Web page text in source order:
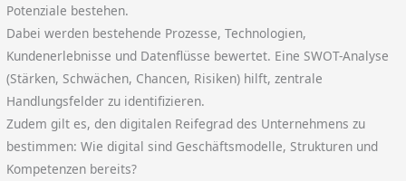
Potenziale bestehen.
Dabei werden bestehende Prozesse, Technologien,
Kundenerlebnisse und Datenflüsse bewertet. Eine SWOT-Analyse
(Stärken, Schwächen, Chancen, Risiken) hilft, zentrale
Handlungsfelder zu identifizieren.
Zudem gilt es, den digitalen Reifegrad des Unternehmens zu
bestimmen: Wie digital sind Geschäftsmodelle, Strukturen und
Kompetenzen bereits?